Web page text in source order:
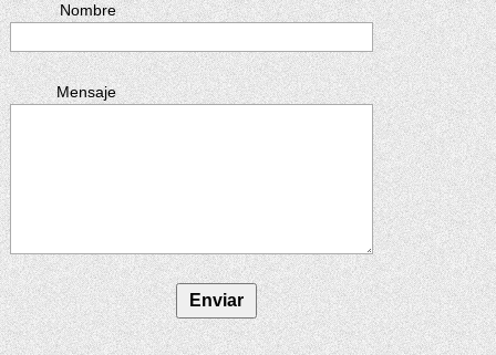
Nombre
Mensaje